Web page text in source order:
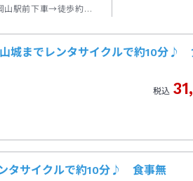
山駅前下車→徒歩約３
城までレンタサイクルで約10分♪
税込
タサイクルで約10分♪ 食事無